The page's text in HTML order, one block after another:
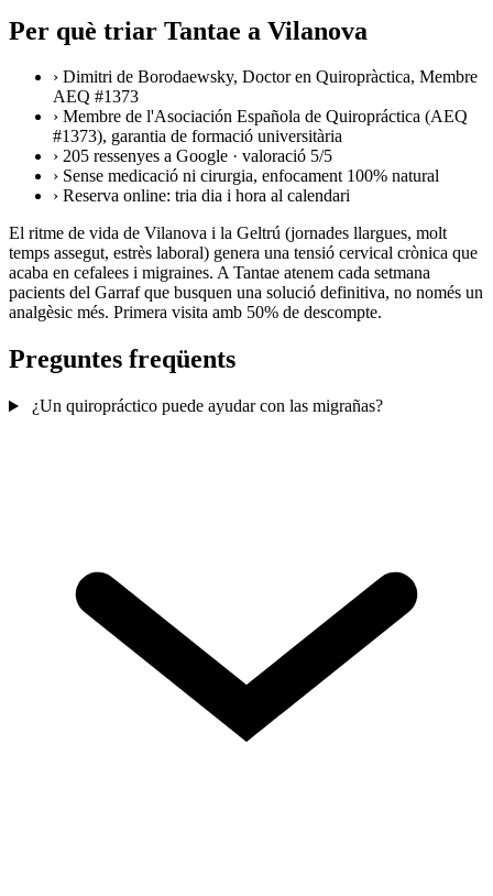
Per què triar Tantae a Vilanova
› Dimitri de Borodaewsky, Doctor en Quiropràctica, Membre
AEQ #1373
› Membre de l'Asociación Española de Quiropráctica (AEQ
#1373), garantia de formació universitària
› 205 ressenyes a Google · valoració 5/5
› Sense medicació ni cirurgia, enfocament 100% natural
› Reserva online: tria dia i hora al calendari
El ritme de vida de Vilanova i la Geltrú (jornades llargues, molt
temps assegut, estrès laboral) genera una tensió cervical crònica que
acaba en cefalees i migraines. A Tantae atenem cada setmana
pacients del Garraf que busquen una solució definitiva, no només un
analgèsic més. Primera visita amb 50% de descompte.
Preguntes freqüents
¿Un quiropráctico puede ayudar con las migrañas?